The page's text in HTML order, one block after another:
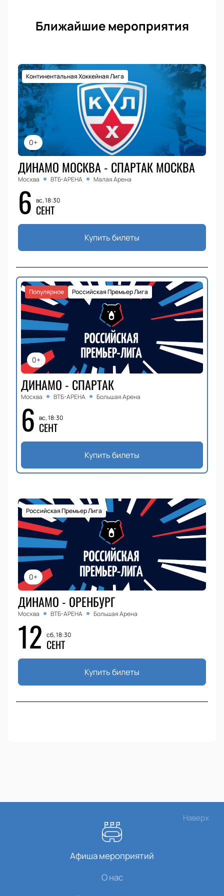
Ближайшие мероприятия
0+
Континентальная Хоккейная Лига
ДИНАМО МОСКВА - СПАРТАК МОСКВА
Москва ВТБ-АРЕНА Малая Арена
6 вс, 18:30
СЕНТ
Купить билеты
0+
Российская Премьер Лига
Популярное
ДИНАМО - СПАРТАК
Москва ВТБ-АРЕНА Большая Арена
6 вс, 18:30
СЕНТ
Купить билеты
0+
Российская Премьер Лига
ДИНАМО - ОРЕНБУРГ
Москва ВТБ-АРЕНА Большая Арена
12 сб, 18:30
СЕНТ
Купить билеты
Наверх
Афиша мероприятий
О нас